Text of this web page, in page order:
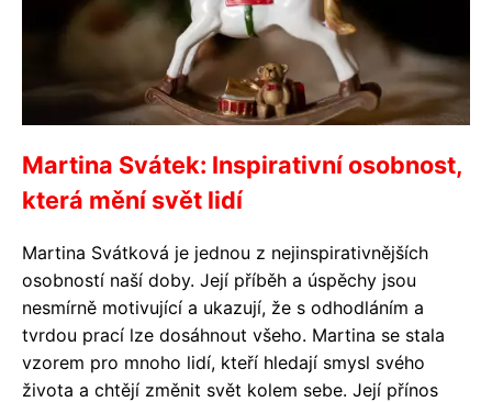
Martina Svátek: Inspirativní osobnost,
která mění svět lidí
Martina Svátková je jednou z nejinspirativnějších
osobností naší doby. Její příběh a úspěchy jsou
nesmírně motivující a ukazují, že s odhodláním a
tvrdou prací lze dosáhnout všeho. Martina se stala
vzorem pro mnoho lidí, kteří hledají smysl svého
života a chtějí změnit svět kolem sebe. Její přínos